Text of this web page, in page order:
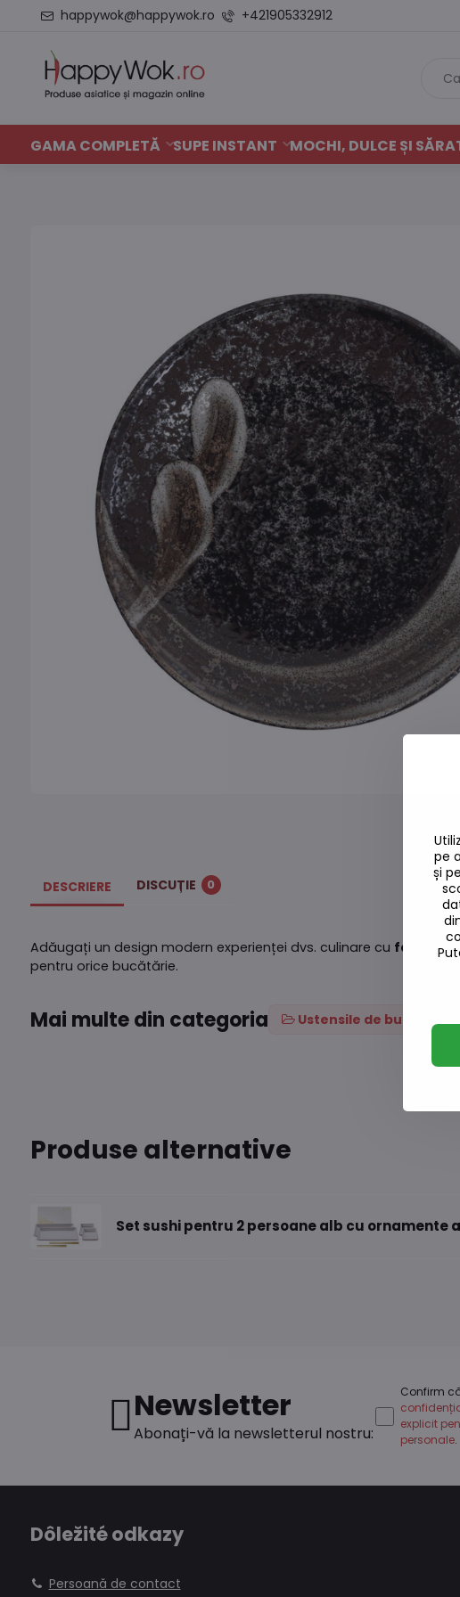
happywok@happywok.ro +421905332912
GAMA COMPLETĂ SUPE INSTANT MOCHI, DULCE ȘI
DESCRIERE DISCUȚIE 0
Adăugați un design modern experienței dvs. culinare cu farfuria
pentru orice bucătărie.
Mai multe din categoria Ustensile de bucătărie
Produse alternative
Set sushi pentru 2 persoane alb cu ornamente
Newsletter
Abonați-vă la newsletterul nostru:
Confirm
explicit
personale.
Dôležité odkazy
Persoană de contact
pe
și